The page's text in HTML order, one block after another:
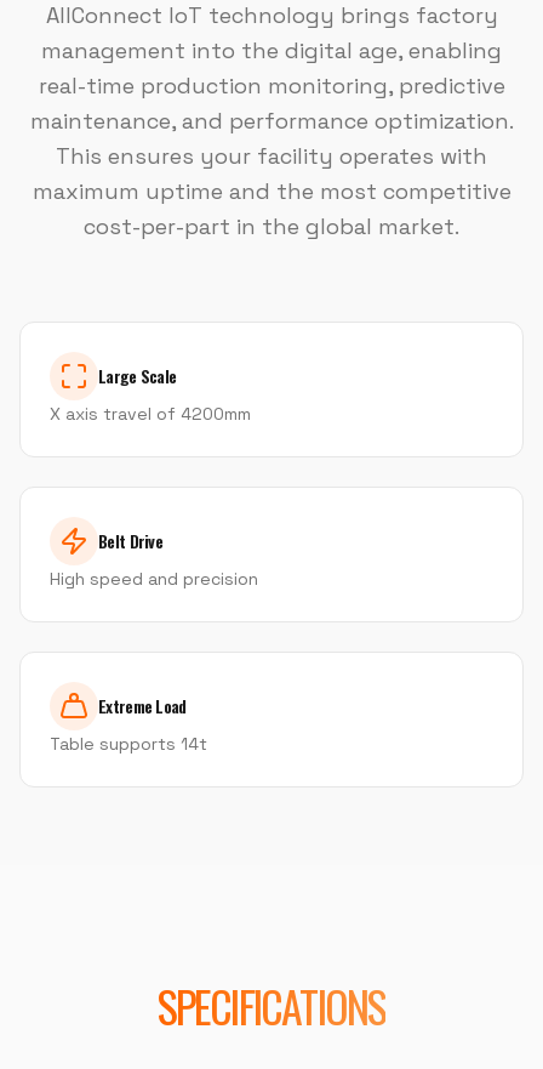
AllConnect IoT technology brings factory
management into the digital age, enabling
real-time production monitoring, predictive
maintenance, and performance optimization.
This ensures your facility operates with
maximum uptime and the most competitive
cost-per-part in the global market.
Large Scale
X axis travel of 4200mm
Belt Drive
High speed and precision
Extreme Load
Table supports 14t
SPECIFICATIONS